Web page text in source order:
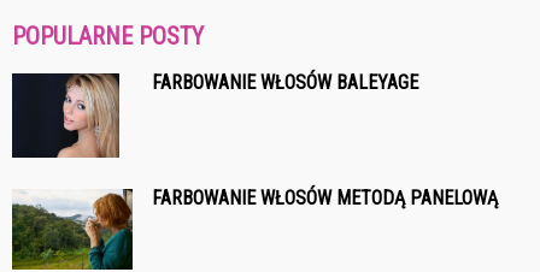
POPULARNE POSTY
FARBOWANIE WŁOSÓW BALEYAGE
FARBOWANIE WŁOSÓW METODĄ PANELOWĄ